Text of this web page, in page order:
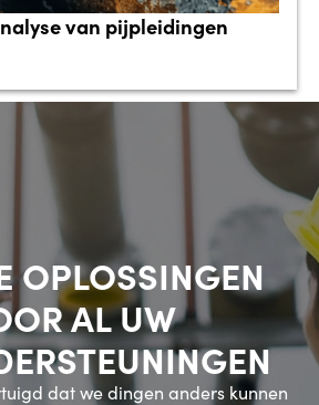
van pijpleidingen
OPLOSSINGEN
AL UW
dat we dingen anders kunnen